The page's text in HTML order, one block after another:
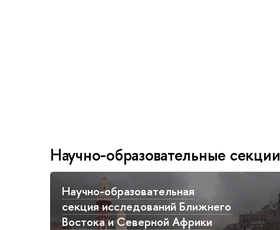
Научно-образовательные секции
Научно-образовательная
секция исследований Ближнего
Востока и Северной Африки